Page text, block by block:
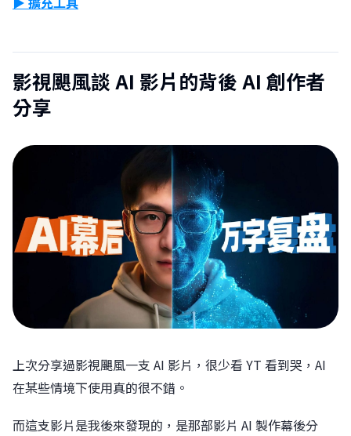
影視颶風談 AI 影片的背後 AI 創作者
分享
上次分享過影視颶風一支 AI 影片，很少看 YT 看到哭，AI
在某些情境下使用真的很不錯。
而這支影片是我後來發現的，是那部影片 AI 製作幕後分